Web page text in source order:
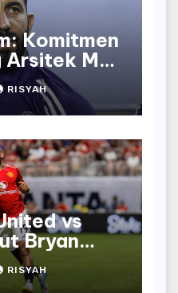
Komitmen
Arsitek Man
RISYAH
vs
Bryan
Red Devils
RISYAH